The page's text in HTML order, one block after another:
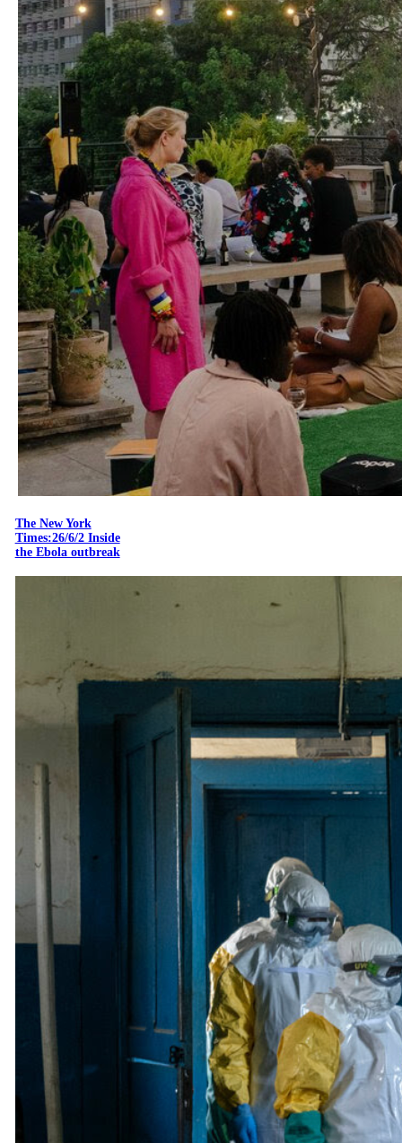
The New York
Times:26/6/2 Inside
the Ebola outbreak